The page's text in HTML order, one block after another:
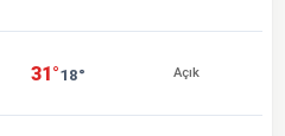
31°18° Açık